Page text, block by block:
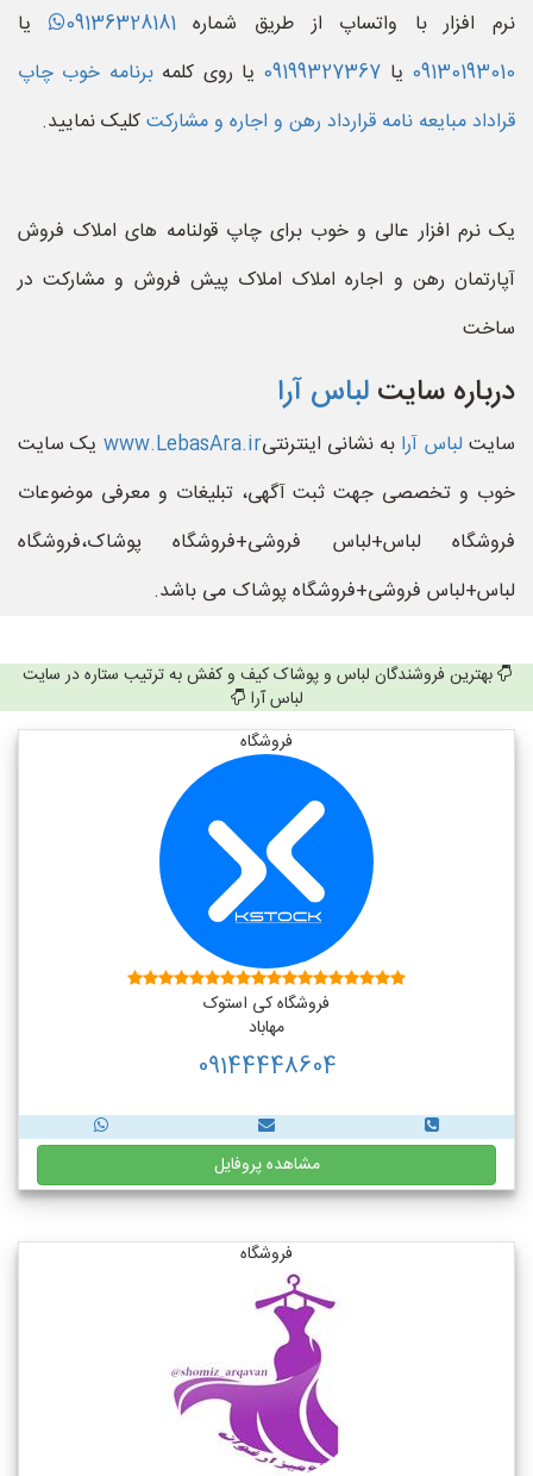
نرم افزار با واتساپ از طریق شماره09136328181
یا
09130193010 یا 09199327367 یا روی کلمهبرنامه خوب چاپ
قراداد مبایعه نامه قرارداد رهن و اجاره و مشارکتکلیک نمایید.
یک نرم افزار عالی و خوب برای چاپ قولنامه های املاک فروش
آپارتمان رهن و اجاره املاک املاک پیش فروش و مشارکت در
ساخت
درباره سایت لباس آرا
سایت لباس آرا به نشانی اینترنتیwww.LebasAra.ir یک سایت
خوب و تخصصی جهت ثبت آگهی، تبلیغات و معرفی موضوعات
فروشگاه لباس+لباس فروشی+فروشگاه پوشاک،فروشگاه
لباس+لباس فروشی+فروشگاه پوشاک می باشد.
بهترین فروشندگان لباس و پوشاک کیف و کفش به ترتیب ستاره در سایت
لباس آرا
فروشگاه
فروشگاه کی استوک
مهاباد
09144448604
مشاهده پروفایل
فروشگاه